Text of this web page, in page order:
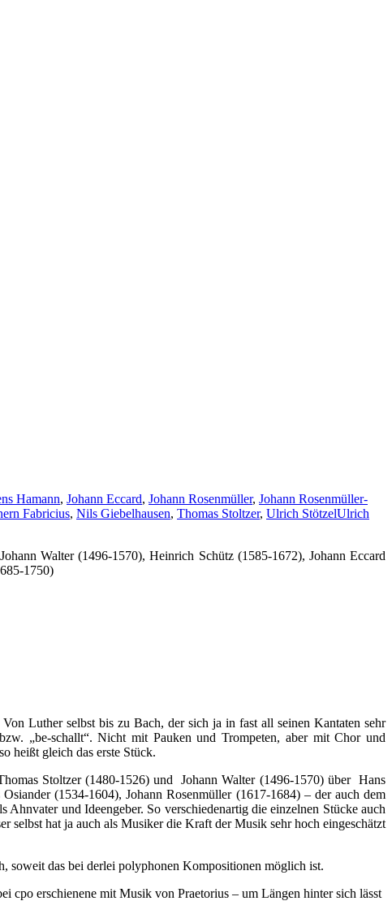
Hamann, Johann Eccard, Johann Rosenmüller, Johann Rosenmüller-
Fabricius, Nils Giebelhausen, Thomas Stoltzer, Ulrich StötzelUlrich
Walter (1496-1570), Heinrich Schütz (1585-1672), Johann Eccard
1750)
Luther selbst bis zu Bach, der sich ja in fast all seinen Kantaten sehr
„be-schallt“. Nicht mit Pauken und Trompeten, aber mit Chor und
heißt gleich das erste Stück.
Stoltzer (1480-1526) und Johann Walter (1496-1570) über Hans
(1534-1604), Johann Rosenmüller (1617-1684) – der auch dem
und Ideengeber. So verschiedenartig die einzelnen Stücke auch
selbst hat ja auch als Musiker die Kraft der Musik sehr hoch eingeschätzt
soweit das bei derlei polyphonen Kompositionen möglich ist.
cpo erschienene mit Musik von Praetorius – um Längen hinter sich lässt